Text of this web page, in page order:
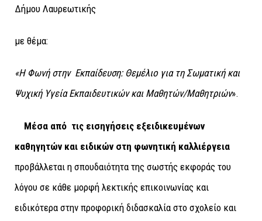
Δήμου Λαυρεωτικής
με θέμα:
«Η Φωνή στην Εκπαίδευση: Θεμέλιο για τη Σωματική και
Ψυχική Υγεία Εκπαιδευτικών και Μαθητών/Μαθητριών».
Μέσα από τις εισηγήσεις εξειδικευμένων
καθηγητών και ειδικών στη φωνητική καλλιέργεια
προβάλλεται η σπουδαιότητα της σωστής εκφοράς του
λόγου σε κάθε μορφή λεκτικής επικοινωνίας και
ειδικότερα στην προφορική διδασκαλία στο σχολείο και